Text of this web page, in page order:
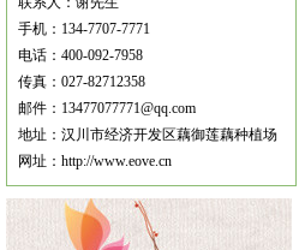
手机：134-7707-7771
电话：400-092-7958
传真：027-82712358
邮件：13477077771@qq.com
地址：汉川市经济开发区藕御莲藕种植场
网址：http://www.eove.cn